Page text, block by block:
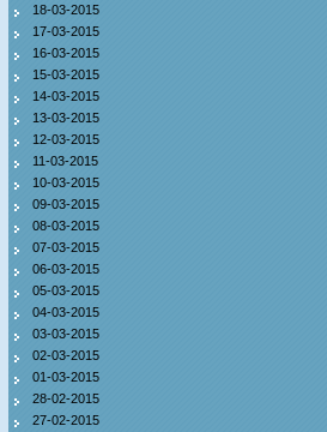
18-03-2015
17-03-2015
16-03-2015
15-03-2015
14-03-2015
13-03-2015
12-03-2015
11-03-2015
10-03-2015
09-03-2015
08-03-2015
07-03-2015
06-03-2015
05-03-2015
04-03-2015
03-03-2015
02-03-2015
01-03-2015
28-02-2015
27-02-2015